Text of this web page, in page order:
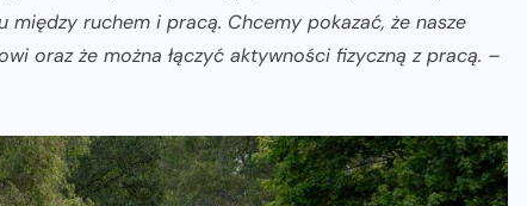
ruchem i pracą. Chcemy pokazać, że nasze
oraz że można łączyć aktywności fizyczną z pracą. –